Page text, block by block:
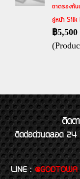
ถาดรองกั
คู่หน้า
฿5,500
ติดตา
ติดต่อด่วนตลอด
LINE : @GODTOWA